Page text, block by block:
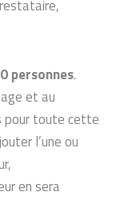
personnes.
et au
pour toute cette
l’une ou
en sera